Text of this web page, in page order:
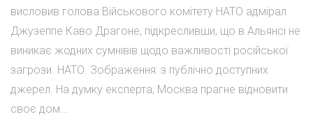
висловив голова Військового комітету НАТО адмірал
Джузеппе Каво Драгоне, підкресливши, що в Альянсі не
виникає жодних сумнівів щодо важливості російської
загрози. НАТО. Зображення: з публічно доступних
джерел. На думку експерта, Москва прагне відновити
своє дом...